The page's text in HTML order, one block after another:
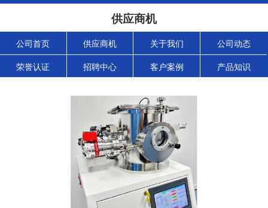
供应商机
公司首页 供应商机 关于我们 公司动态
荣誉认证 招聘中心 客户案例 产品知识